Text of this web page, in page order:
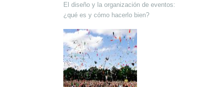
El diseño y la organización de eventos:
¿qué es y cómo hacerlo bien?